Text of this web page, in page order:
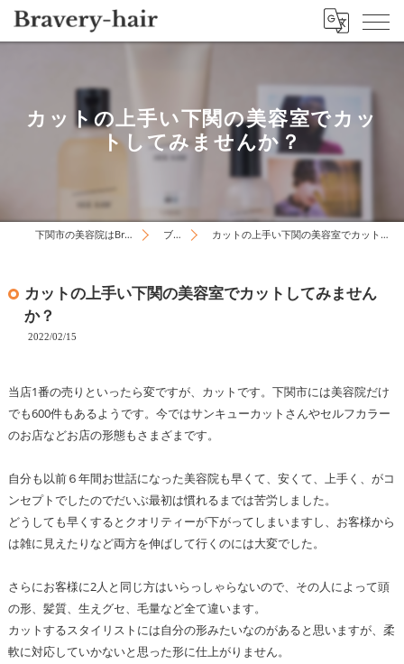
カットの上手い下関の美容室でカッ
トしてみませんか？
下関市の美容院はBravery-hair ブログ カットの上手い下関の美容室でカットしてみませんか？
カットの上手い下関の美容室でカットしてみません
か？
2022/02/15
当店1番の売りといったら変ですが、カットです。下関市には美容院だけ
でも600件もあるようです。今ではサンキューカットさんやセルフカラー
のお店などお店の形態もさまざまです。
自分も以前６年間お世話になった美容院も早くて、安くて、上手く、がコ
ンセプトでしたのでだいぶ最初は慣れるまでは苦労しました。
どうしても早くするとクオリティーが下がってしまいますし、お客様から
は雑に見えたりなど両方を伸ばして行くのには大変でした。
さらにお客様に2人と同じ方はいらっしゃらないので、その人によって頭
の形、髪質、生えグセ、毛量など全て違います。
カットするスタイリストには自分の形みたいなのがあると思いますが、柔
軟に対応していかないと思った形に仕上がりません。